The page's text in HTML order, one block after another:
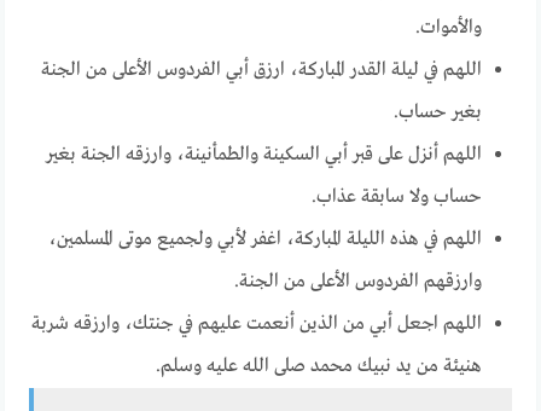
والأموات.
اللهم في ليلة القدر المباركة، ارزق أبي الفردوس الأعلى من الجنة
بغير حساب.
اللهم أنزل على قبر أبي السكينة والطمأنينة، وارزقه الجنة بغير
حساب ولا سابقة عذاب.
اللهم في هذه الليلة المباركة، اغفر لأبي ولجميع موتى المسلمين،
وارزقهم الفردوس الأعلى من الجنة.
اللهم اجعل أبي من الذين أنعمت عليهم في جنتك، وارزقه شربة
هنيئة من يد نبيك محمد صلى الله عليه وسلم.